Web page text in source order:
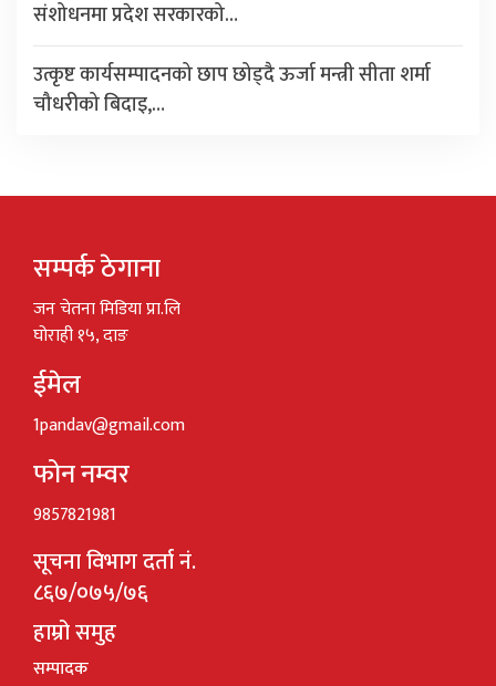
संशोधनमा प्रदेश सरकारको…
उत्कृष्ट कार्यसम्पादनको छाप छोड्दै ऊर्जा मन्त्री सीता शर्मा
चौधरीको बिदाइ,…
सम्पर्क ठेगाना
जन चेतना मिडिया प्रा.लि
घोराही १५, दाङ
ईमेल
1pandav@gmail.com
फोन नम्वर
9857821981
सूचना विभाग दर्ता नं.
८६७/०७५/७६
हाम्रो समुह
सम्पादक